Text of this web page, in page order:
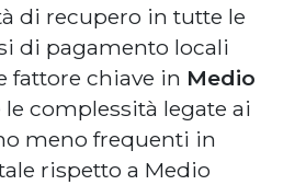
di recupero in tutte le
di pagamento locali
fattore chiave in Medio
le complessità legate ai
meno frequenti in
rispetto a Medio